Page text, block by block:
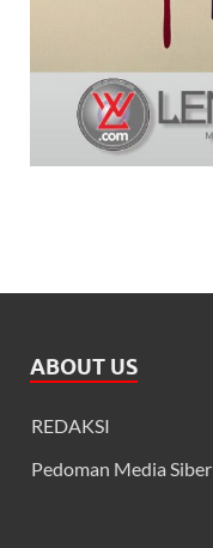
ABOUT US
REDAKSI
Pedoman Media Siber